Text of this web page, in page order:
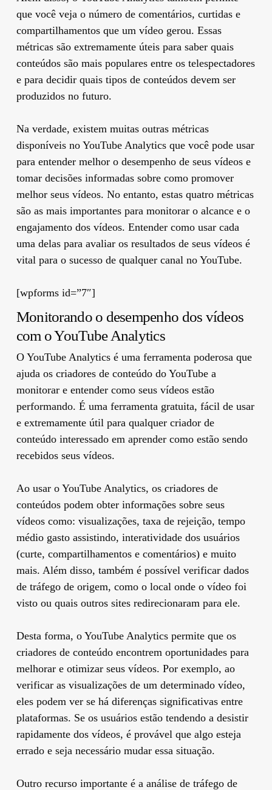
que você veja o número de comentários, curtidas e
compartilhamentos que um vídeo gerou. Essas
métricas são extremamente úteis para saber quais
conteúdos são mais populares entre os telespectadores
e para decidir quais tipos de conteúdos devem ser
produzidos no futuro.
Na verdade, existem muitas outras métricas
disponíveis no YouTube Analytics que você pode usar
para entender melhor o desempenho de seus vídeos e
tomar decisões informadas sobre como promover
melhor seus vídeos. No entanto, estas quatro métricas
são as mais importantes para monitorar o alcance e o
engajamento dos vídeos. Entender como usar cada
uma delas para avaliar os resultados de seus vídeos é
vital para o sucesso de qualquer canal no YouTube.
[wpforms id=”7″]
Monitorando o desempenho dos vídeos
com o YouTube Analytics
O YouTube Analytics é uma ferramenta poderosa que
ajuda os criadores de conteúdo do YouTube a
monitorar e entender como seus vídeos estão
performando. É uma ferramenta gratuita, fácil de usar
e extremamente útil para qualquer criador de
conteúdo interessado em aprender como estão sendo
recebidos seus vídeos.
Ao usar o YouTube Analytics, os criadores de
conteúdos podem obter informações sobre seus
vídeos como: visualizações, taxa de rejeição, tempo
médio gasto assistindo, interatividade dos usuários
(curte, compartilhamentos e comentários) e muito
mais. Além disso, também é possível verificar dados
de tráfego de origem, como o local onde o vídeo foi
visto ou quais outros sites redirecionaram para ele.
Desta forma, o YouTube Analytics permite que os
criadores de conteúdo encontrem oportunidades para
melhorar e otimizar seus vídeos. Por exemplo, ao
verificar as visualizações de um determinado vídeo,
eles podem ver se há diferenças significativas entre
plataformas. Se os usuários estão tendendo a desistir
rapidamente dos vídeos, é provável que algo esteja
errado e seja necessário mudar essa situação.
Outro recurso importante é a análise de tráfego de